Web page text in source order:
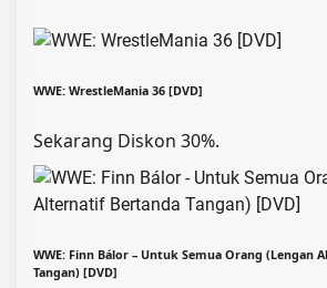
WWE: WrestleMania 36 [DVD]
Sekarang Diskon 30%.
WWE: Finn Bálor – Untuk Semua Orang (Lengan
Tangan) [DVD]